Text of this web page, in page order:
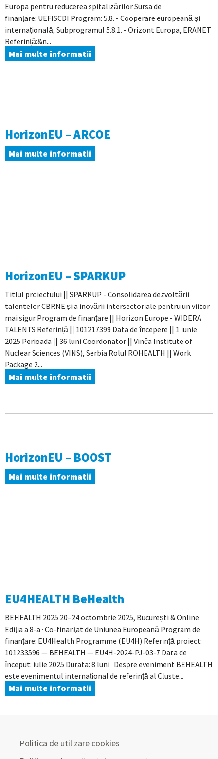
Europa pentru reducerea spitalizărilor Sursa de
finanțare: UEFISCDI Program: 5.8. - Cooperare europeană și
internațională, Subprogramul 5.8.1. - Orizont Europa, ERANET
Referință:&n...
Mai multe informatii
HorizonEU – ARCOE
Mai multe informatii
HorizonEU – SPARKUP
Titlul proiectului || SPARKUP - Consolidarea dezvoltării
talentelor CBRNE și a inovării intersectoriale pentru un viitor
mai sigur Program de finanțare || Horizon Europe - WIDERA
TALENTS Referință || 101217399 Data de începere || 1 iunie
2025 Perioada || 36 luni Coordonator || Vinča Institute of
Nuclear Sciences (VINS), Serbia Rolul ROHEALTH || Work
Package 2...
Mai multe informatii
HorizonEU – BOOST
Mai multe informatii
EU4HEALTH BeHealth
BEHEALTH 2025 20–24 octombrie 2025, București & Online
Ediția a 8-a · Co-finanțat de Uniunea Europeană Program de
finanțare: EU4Health Programme (EU4H) Referință proiect:
101233596 — BEHEALTH — EU4H-2024-PJ-03-7 Data de
început: iulie 2025 Durata: 8 luni Despre eveniment BEHEALTH
este evenimentul internațional de referință al Cluste...
Mai multe informatii
Politica de utilizare cookies